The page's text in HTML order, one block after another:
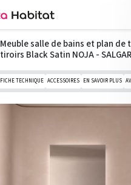
Meuble salle de bains et plan
tiroirs Black Satin NOJA -
FICHE TECHNIQUE ACCESSOIRES EN SAVOIR PLUS